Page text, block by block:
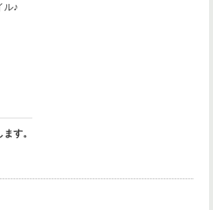
ル♪
す。